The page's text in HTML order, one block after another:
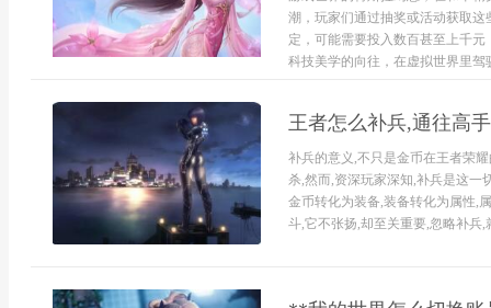
潮，玩家们通过抽奖或活动获取
定，可能需要投入数百甚至上千
科技美学的向往，在虚拟世界里驾
王者怎么补兵,通往高
补兵的意义,不只是金币在王者荣
杀,然而,资深玩家深知,补兵是这一
金币转化为装备,装备转化为属性,
斗,它不张扬,却至关重要,忽略补兵